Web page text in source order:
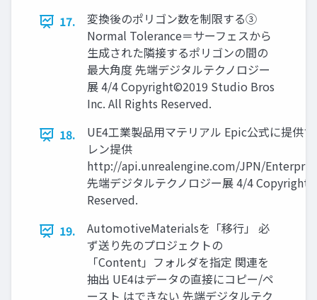
17.
変換後のポリゴン数を制限する③
Normal Tolerance＝サーフェスから
生成された隣接するポリゴンの間の
最大角度 先端デジタルテクノロジー
展 4/4 Copyright©2019 Studio Bros
Inc. All Rights Reserved.
18.
UE4工業製品用マテリアル Epic公式に提供
レン提供
http://api.unrealengine.com/JPN/
先端デジタルテクノロジー展 4/4
Reserved.
19.
AutomotiveMaterialsを「移行」 必
ず送り先のプロジェクトの
「Content」フォルダを指定 関連を
抽出 UE4はデータの直接にコピー/ペ
ースト はできない 先端デジタルテク